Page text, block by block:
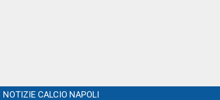
NOTIZIE CALCIO NAPOLI